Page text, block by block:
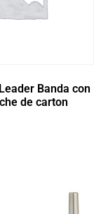
Banda con
de carton